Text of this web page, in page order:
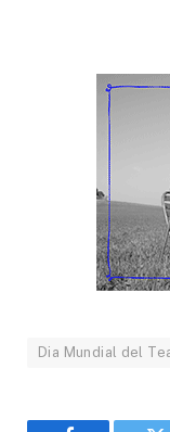
Dia Mundial del